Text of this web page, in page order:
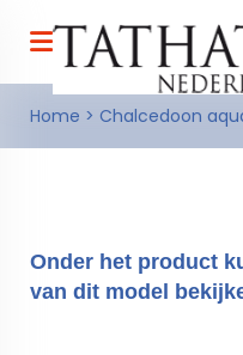
Home > Chalcedoon
Onder het product
van dit model